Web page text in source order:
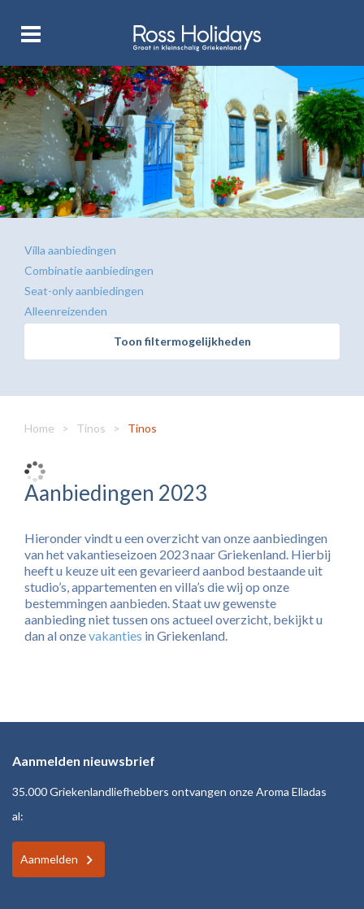
Villa aanbiedingen
Combinatie aanbiedingen
Seat-only aanbiedingen
Alleenreizenden
Toon filtermogelijkheden
Home > Tinos > Tinos
Aanbiedingen 2023
Hieronder vindt u een overzicht van onze aanbiedingen
van het vakantieseizoen 2023 naar Griekenland. Hierbij
heeft u keuze uit een gevarieerd aanbod bestaande uit
studio’s, appartementen en villa’s die wij op onze
bestemmingen aanbieden. Staat uw gewenste
aanbieding niet tussen ons actueel overzicht, bekijkt u
dan al onzevakanties in Griekenland.
Aanmelden nieuwsbrief
35.000 Griekenlandliefhebbers ontvangen onze Aroma Elladas
al:
Aanmelden